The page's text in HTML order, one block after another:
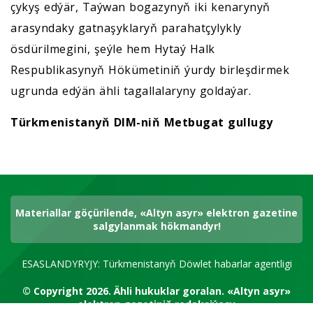
çykyş edýär, Taýwan bogazynyň iki kenarynyň
arasyndaky gatnaşyklaryň parahatçylykly
ösdürilmegini, şeýle hem Hytaý Halk
Respublikasynyň Hökümetiniň ýurdy birleşdirmek
ugrunda edýän ähli tagallalaryny goldaýar.
Türkmenistanyň DIM-niň Metbugat gullugy
Materiallar göçürilende, «Altyn asyr» elektron gazetine
salgylanmak hökmandyr!
ESASLANDYRYJY: Türkmenistanyň Döwlet habarlar agentligi
© Copyright 2026.Ähli hukuklar goralan. «Altyn asyr»
elektron gazetiniň redaksiýasy